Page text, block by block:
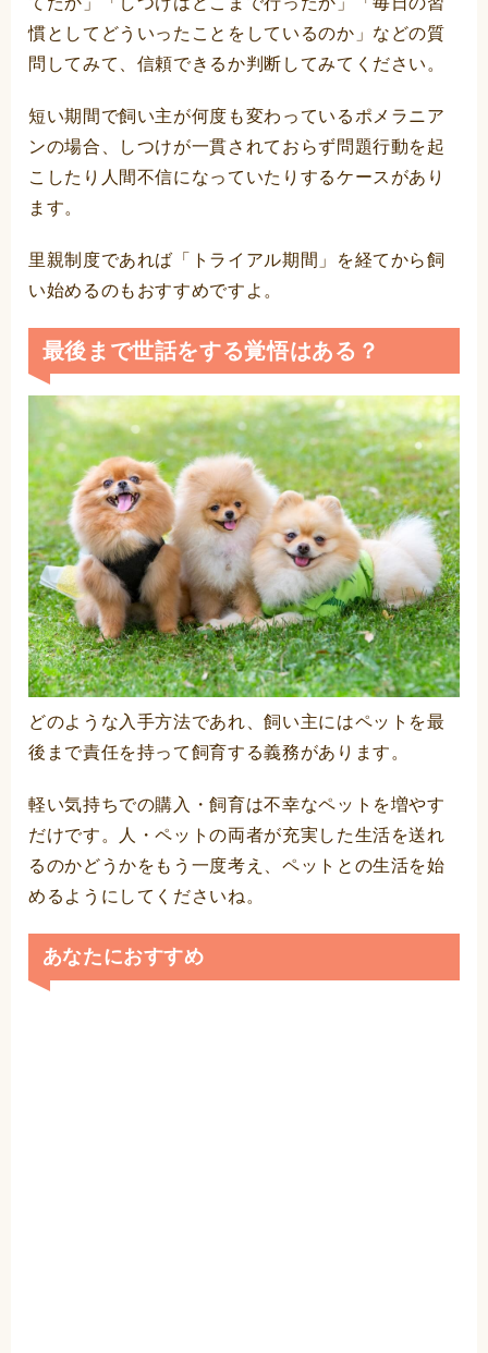
慣としてどういったことをしているのか」などの質
問してみて、信頼できるか判断してみてください。
短い期間で飼い主が何度も変わっているポメラニア
ンの場合、しつけが一貫されておらず問題行動を起
こしたり人間不信になっていたりするケースがあり
ます。
里親制度であれば「トライアル期間」を経てから飼
い始めるのもおすすめですよ。
最後まで世話をする覚悟はある？
どのような入手方法であれ、飼い主にはペットを最
後まで責任を持って飼育する義務があります。
軽い気持ちでの購入・飼育は不幸なペットを増やす
だけです。人・ペットの両者が充実した生活を送れ
るのかどうかをもう一度考え、ペットとの生活を始
めるようにしてくださいね。
あなたにおすすめ